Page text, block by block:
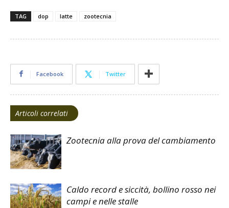
TAG dop latte zootecnia
Facebook Twitter
Articoli correlati
Zootecnia alla prova del cambiamento
Caldo record e siccità, bollino rosso nei
campi e nelle stalle